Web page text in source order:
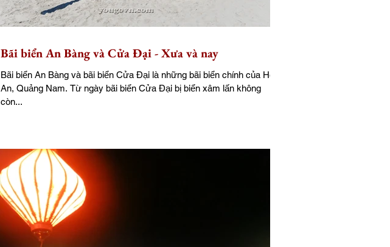
Bãi biển An Bàng và Cửa Đại - Xưa và nay
Bãi biển An Bàng và bãi biển Cửa Đại là những bãi biển chính của Hội
An, Quảng Nam. Từ ngày bãi biển Cửa Đại bị biển xâm lấn không
còn...